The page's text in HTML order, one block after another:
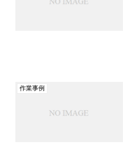
作業事例